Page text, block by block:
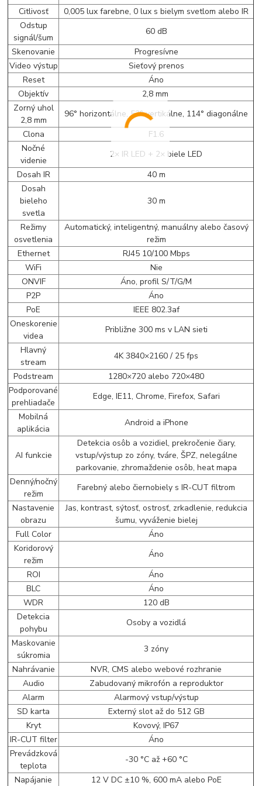
Citlivosť
0,005 lux farebne, 0 lux s bielym svetlom alebo IR
Odstup
signál/šum
60 dB
Skenovanie
Progresívne
Video výstup
Sieťový prenos
Reset
Áno
Objektív
2,8 mm
Zorný uhol
2,8 mm
96° horizontálne, 52° vertikálne, 114° diagonálne
Clona
F1.6
Nočné
videnie
2× IR LED + 2× biele LED
Dosah IR
40 m
Dosah
bieleho
svetla
30 m
Režimy
osvetlenia
Automatický, inteligentný, manuálny alebo časový
režim
Ethernet
RJ45 10/100 Mbps
WiFi
Nie
ONVIF
Áno, profil S/T/G/M
P2P
Áno
PoE
IEEE 802.3af
Oneskorenie
videa
Približne 300 ms v LAN sieti
Hlavný
stream
4K 3840×2160 / 25 fps
Podstream
1280×720 alebo 720×480
Podporované
prehliadače
Edge, IE11, Chrome, Firefox, Safari
Mobilná
aplikácia
Android a iPhone
AI funkcie
Detekcia osôb a vozidiel, prekročenie čiary,
vstup/výstup zo zóny, tváre, ŠPZ, nelegálne
parkovanie, zhromaždenie osôb, heat mapa
Denný/nočný
režim
Farebný alebo čiernobiely s IR-CUT filtrom
Nastavenie
obrazu
Jas, kontrast, sýtosť, ostrosť, zrkadlenie, redukcia
šumu, vyváženie bielej
Full Color
Áno
Koridorový
režim
Áno
ROI
Áno
BLC
Áno
WDR
120 dB
Detekcia
pohybu
Osoby a vozidlá
Maskovanie
súkromia
3 zóny
Nahrávanie
NVR, CMS alebo webové rozhranie
Audio
Zabudovaný mikrofón a reproduktor
Alarm
Alarmový vstup/výstup
SD karta
Externý slot až do 512 GB
Kryt
Kovový, IP67
IR-CUT filter
Áno
Prevádzková
teplota
-30 °C až +60 °C
Napájanie
12 V DC ±10 %, 600 mA alebo PoE